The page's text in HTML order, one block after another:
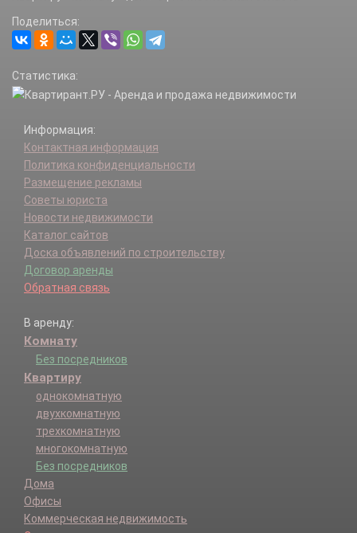
Поделиться:
Статистика:
Информация:
Контактная информация
Политика конфиденциальности
Размещение рекламы
Советы юриста
Новости недвижимости
Каталог сайтов
Доска объявлений по строительству
Договор аренды
Обратная связь
В аренду:
Комнату
Без посредников
Квартиру
однокомнатную
двухкомнатную
трехкомнатную
многокомнатную
Без посредников
Дома
Офисы
Коммерческая недвижимость